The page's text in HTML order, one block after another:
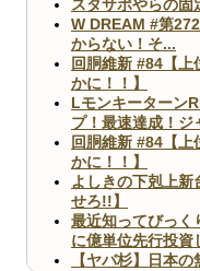
スタサポやらの
W DREAM #第
からない！そ...
回胴維新 #84【上
かに！！】
Lモンキーターン
プ！最速達成！ジ
回胴維新 #84【上
かに！！】
よしきの下剋上新
せろ!!】
最近知ってびっく
に億単位先行投資
【ヤバ杉】日本